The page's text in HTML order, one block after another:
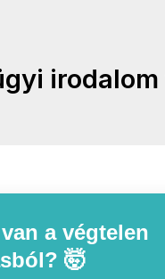
a végtelen
🤯